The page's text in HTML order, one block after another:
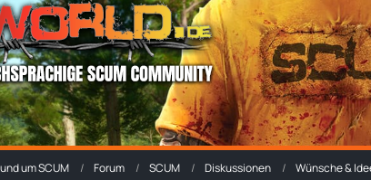
um SCUM Forum SCUM Diskussionen Wünsche &